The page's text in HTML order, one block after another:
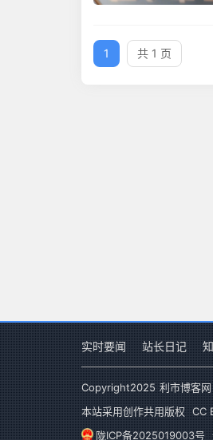
1 共 1 页
实时要闻 站长日记
Copyright2025 利市博客网
本站采用创作共用版权 CC
陇ICP备2025019003号